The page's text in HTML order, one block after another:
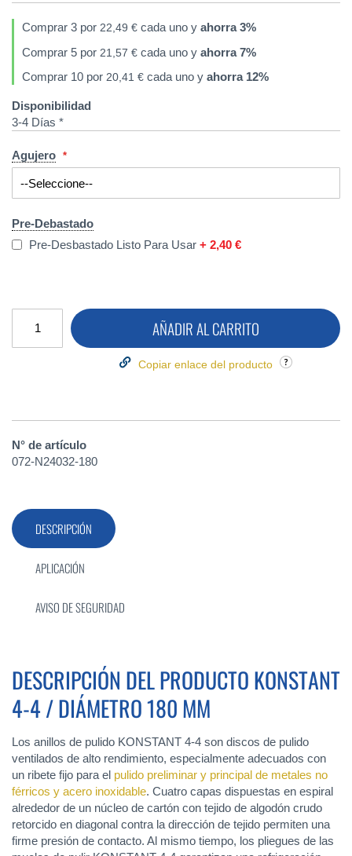
Comprar 3 por 22,49 € cada uno y ahorra3%
Comprar 5 por 21,57 € cada uno y ahorra7%
Comprar 10 por 20,41 € cada uno y ahorra 12%
Disponibilidad
3-4 Días *
Agujero
Pre-Debastado
Pre-Desbastado Listo Para Usar+2,40 €
AÑADIR AL CARRITO
Copiar enlace del producto
N° de artículo
072-N24032-180
DESCRIPCIÓN
DESCRIPCIÓN DEL PRODUCTO KONSTANT
4-4 / DIÁMETRO 180 MM
Los anillos de pulido KONSTANT 4-4 son discos de pulido
ventilados de alto rendimiento, especialmente adecuados con
un ribete fijo para el pulido preliminar y principal de metales no
férricos y acero inoxidable. Cuatro capas dispuestas en espiral
alrededor de un núcleo de cartón con tejido de algodón crudo
retorcido en diagonal contra la dirección de tejido permiten una
firme presión de contacto. Al mismo tiempo, los pliegues de las
APLICACIÓN
AVISO DE SEGURIDAD